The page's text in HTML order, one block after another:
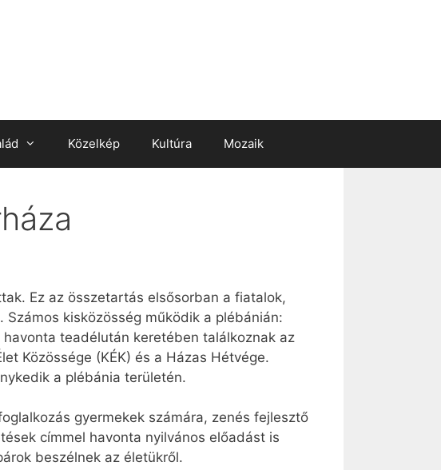
Közelkép Kultúra Mozaik
Ez az összetartás elsősorban a fiatalok,
kisközösség működik a plébánián:
teadélután keretében találkoznak az
Közössége (KÉK) és a Házas Hétvége.
a plébánia területén.
gyermekek számára, zenés fejlesztő
címmel havonta nyilvános előadást is
beszélnek az életükről.